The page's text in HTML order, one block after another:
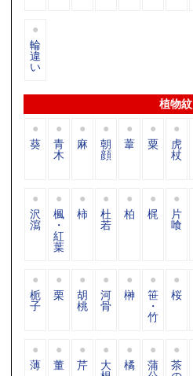
輪
違
い
植物紋
葵 青
木
麻 朝
顔
葦 粟 虎
杖
沢
瀉
楓
・
紅
葉
柿 杜
若
柏 梶 片
喰
栀
子
栗 胡
桃
河
骨
榊 笹
・
竹
桜
薄 董 芹 大 橘 蒲 茶